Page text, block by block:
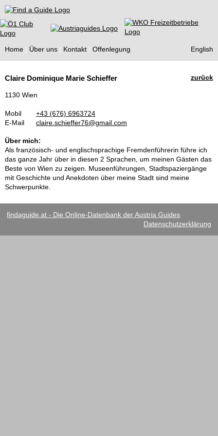
Find a Guide
Home Über uns Kontakt Offenlegung English
Guides
zurück
Claire Dominique Marie Schieffer
1130 Wien
Mobil
+43 (676) 6963724
E-Mail
claire.schieffer76@gmail.com
Über mich:
Als französisch- und englischsprachige Fremdenführerin führe ich
das ganze Jahr über in diesen 2 Sprachen, um meinen Gästen das
Beste von Wien zu zeigen. Museenführungen, Stadtspaziergänge
mit Geschichte und Anekdoten über meine Stadt sind meine
Schwerpunkte.
findaguide.at - Die Online-Datenbank der Austria Guides
Datenschutzerklärung